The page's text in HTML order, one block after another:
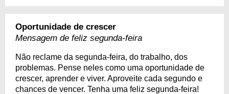
Oportunidade de crescer
Mensagem de feliz segunda-feira
Não reclame da segunda-feira, do trabalho, dos
problemas. Pense neles como uma oportunidade de
crescer, aprender e viver. Aproveite cada segundo e
chances de vencer. Tenha uma feliz segunda-feira!